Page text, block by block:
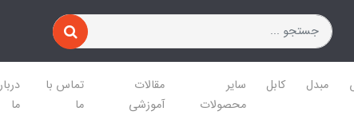
مبدل کابل
سایر
محصولات
مقالات
آموزشی
تماس با
ما
ما